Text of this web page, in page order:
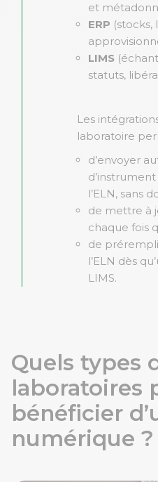
et
ERP (stocks,
LIMS
statuts,
Les
laboratoire
d’envoyer
l’ELN, sans
de mettre à
chaque fois
de
l’ELN dès
LIMS.
Quels types
laboratoires
bénéficier
numérique ?